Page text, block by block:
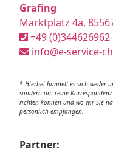
Grafing
Marktplatz 4a,
+49
info@e-service-
* Hierbei handelt es sich weder
sondern um reine
richten können und wo wir Sie
persönlich empfangen.
Partner: